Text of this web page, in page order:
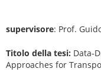
supervisore: Prof.
Titolo della tesi: Data-
Approaches for